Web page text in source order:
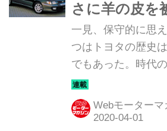
さに羊の皮を
た（その7）
一見、保守的に思
つはトヨタの歴史
でもあった。時代
ルマから、一体ど
げたくなるクルマ
レンジを改めて俯
Webモーター